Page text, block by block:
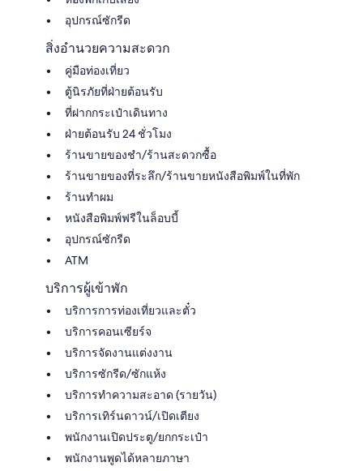
อุปกรณ์ซักรีด
สิ่งอำนวยความสะดวก
คู่มือท่องเที่ยว
ตู้นิรภัยที่ฝ่ายต้อนรับ
ที่ฝากกระเป๋าเดินทาง
ฝ่ายต้อนรับ 24 ชั่วโมง
ร้านขายของชำ/ร้านสะดวกซื้อ
ร้านขายของที่ระลึก/ร้านขายหนังสือพิมพ์ในที่พัก
ร้านทำผม
หนังสือพิมพ์ฟรีในล็อบบี้
อุปกรณ์ซักรีด
ATM
บริการผู้เข้าพัก
บริการการท่องเที่ยวและตั๋ว
บริการคอนเซียร์จ
บริการจัดงานแต่งงาน
บริการซักรีด/ซักแห้ง
บริการทำความสะอาด (รายวัน)
บริการเทิร์นดาวน์/เปิดเตียง
พนักงานเปิดประตู/ยกกระเป๋า
พนักงานพูดได้หลายภาษา